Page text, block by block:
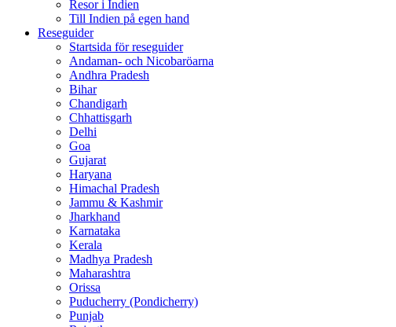
Resor i Indien
Till Indien på egen hand
Reseguider
Startsida för reseguider
Andaman- och Nicobaröarna
Andhra Pradesh
Bihar
Chandigarh
Chhattisgarh
Delhi
Goa
Gujarat
Haryana
Himachal Pradesh
Jammu & Kashmir
Jharkhand
Karnataka
Kerala
Madhya Pradesh
Maharashtra
Orissa
Puducherry (Pondicherry)
Punjab